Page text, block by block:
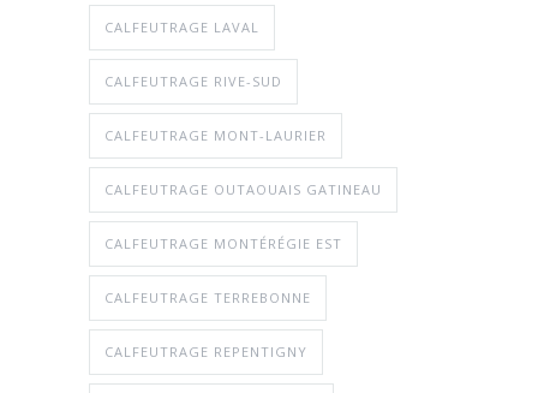
CALFEUTRAGE LAVAL
CALFEUTRAGE RIVE-SUD
CALFEUTRAGE MONT-LAURIER
CALFEUTRAGE OUTAOUAIS GATINEAU
CALFEUTRAGE MONTÉRÉGIE EST
CALFEUTRAGE TERREBONNE
CALFEUTRAGE REPENTIGNY